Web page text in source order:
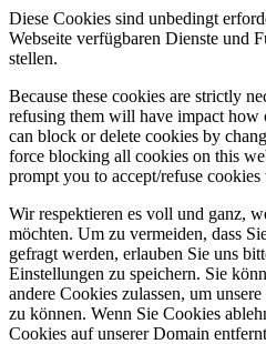
Diese Cookies sind unbedingt
Webseite verfügbaren Dienste und
stellen.
Because these cookies are strictly
refusing them will have impact how
can block or delete cookies by
force blocking all cookies on this
prompt you to accept/refuse
Wir respektieren es voll und ganz,
möchten. Um zu vermeiden, dass
gefragt werden, erlauben Sie uns
Einstellungen zu speichern. Sie
andere Cookies zulassen, um
zu können. Wenn Sie Cookies
Cookies auf unserer Domain